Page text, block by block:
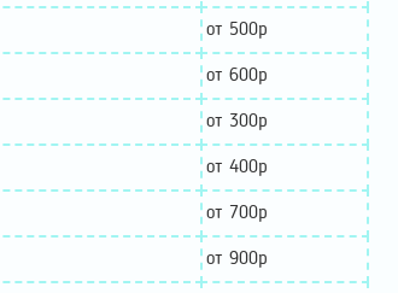
от 500р
от 600р
от 300р
от 400р
от 700р
от 900р